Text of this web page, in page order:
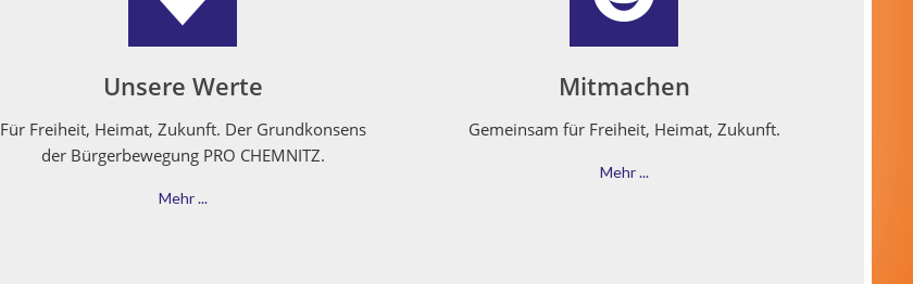
Unsere Werte
Für Frei­heit, Heimat, Zukun­ft. Der Grund­kon­sens
der Bürg­er­be­we­gung PRO CHEMNITZ.
Mehr ...
Mitmachen
Gemein­sam für Frei­heit, Heimat, Zukunft.
Mehr ...